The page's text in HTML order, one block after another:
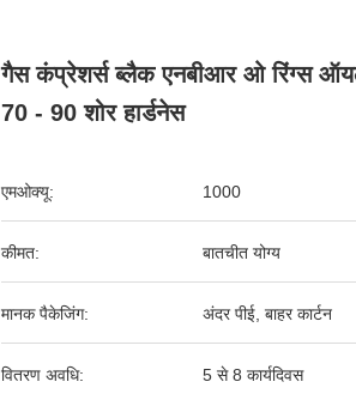
गैस कंप्रेशर्स ब्लैक एनबीआर ओ रिंग्स
70 - 90 शोर हार्डनेस
एमओक्यू: 1000
कीमत: बातचीत योग्य
मानक पैकेजिंग: अंदर पीई, बाहर कार्टन
वितरण अवधि: 5 से 8 कार्यदिवस